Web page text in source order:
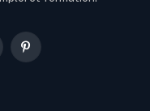
Pinterest